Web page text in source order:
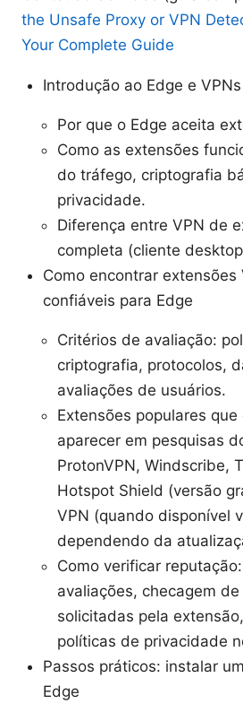
the Unsafe Proxy or VPN
Your Complete Guide
Introdução ao Edge e VPNs
Por que o Edge aceita
Como as extensões
do tráfego, criptografia
privacidade.
Diferença entre VPN de
completa (cliente
Como encontrar extensões
confiáveis para Edge
Critérios de avaliação:
criptografia, protocolos,
avaliações de usuários.
Extensões populares que
aparecer em pesquisas
ProtonVPN, Windscribe,
Hotspot Shield (versão
VPN (quando disponível
dependendo da
Como verificar
avaliações, checagem
solicitadas pela
políticas de privacidade
Passos práticos: instalar
Edge